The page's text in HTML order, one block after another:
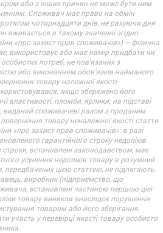
або з інших причин не може бути ним
Споживач має право на обмін
чотирнадцяти днів, не рахуючи дня
вживається в такому значенні згідно
«про захист прав споживачів») – фізична
використовує або має намір придбати чи
потреб, не пов’язаних з
або виконанням обов’язків найманого
товару належної якості
якщо збережено його
властивості, пломби, ярлики; на підставі
виданий споживачеві разом з проданим
товару неналежної якості стаття
«про захист прав споживачів»: в разі
гарантійного строку недоліків
встановлені законодавством, має
усунення недоліків товару в розумний
цією статтею, не підлягають
виробник (підприємство, що
встановлені частиною першою цієї
товару виникли внаслідок порушення
товаром або його зберігання.
участь у перевірці якості товару особисто